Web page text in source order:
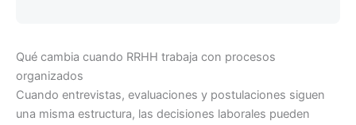
Qué cambia cuando RRHH trabaja con procesos
organizados
Cuando entrevistas, evaluaciones y postulaciones siguen
una misma estructura, las decisiones laborales pueden